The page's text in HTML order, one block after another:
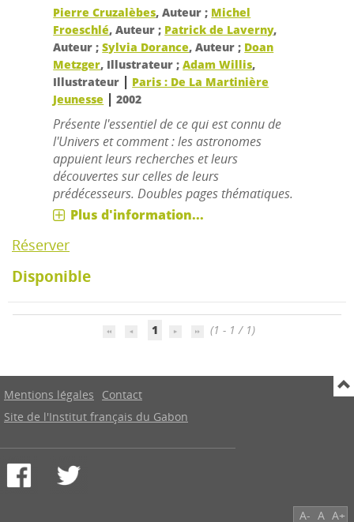
Pierre Cruzalèbes, Auteur ; Michel
Froeschlé, Auteur ; Patrick de Laverny,
Auteur ;Sylvia Dorance, Auteur ; Doan
Metzger, Illustrateur ;Adam Willis,
Illustrateur | Paris : De La Martinière
Jeunesse |2002
Présente l'essentiel de ce qui est connu de
l'Univers et comment : les astronomes
appuient leurs recherches et leurs
découvertes sur celles de leurs
prédécesseurs. Doubles pages thématiques.
Plus d'information...
Réserver
Disponible
1 (1 - 1 / 1)
Mentions légales
Contact
Site de l'Institut français du Gabon
A- A A+